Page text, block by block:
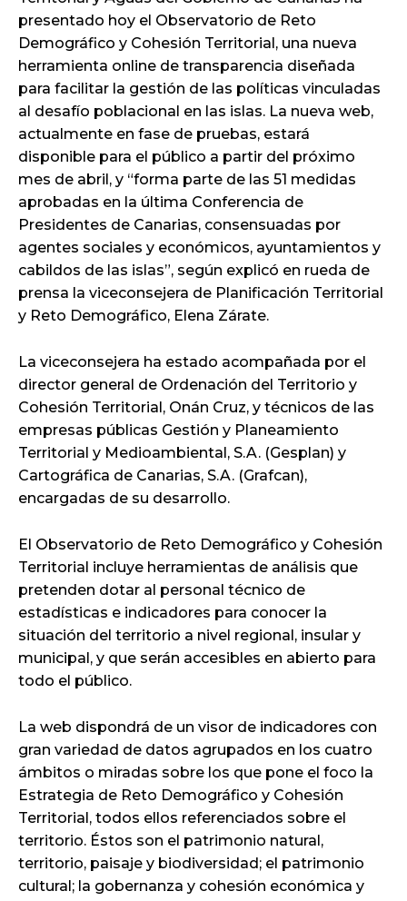
presentado hoy el Observatorio de Reto
Demográfico y Cohesión Territorial, una nueva
herramienta online de transparencia diseñada
para facilitar la gestión de las políticas vinculadas
al desafío poblacional en las islas. La nueva web,
actualmente en fase de pruebas, estará
disponible para el público a partir del próximo
mes de abril, y “forma parte de las 51 medidas
aprobadas en la última Conferencia de
Presidentes de Canarias, consensuadas por
agentes sociales y económicos, ayuntamientos y
cabildos de las islas”, según explicó en rueda de
prensa la viceconsejera de Planificación Territorial
y Reto Demográfico, Elena Zárate.
La viceconsejera ha estado acompañada por el
director general de Ordenación del Territorio y
Cohesión Territorial, Onán Cruz, y técnicos de las
empresas públicas Gestión y Planeamiento
Territorial y Medioambiental, S.A. (Gesplan) y
Cartográfica de Canarias, S.A. (Grafcan),
encargadas de su desarrollo.
El Observatorio de Reto Demográfico y Cohesión
Territorial incluye herramientas de análisis que
pretenden dotar al personal técnico de
estadísticas e indicadores para conocer la
situación del territorio a nivel regional, insular y
municipal, y que serán accesibles en abierto para
todo el público.
La web dispondrá de un visor de indicadores con
gran variedad de datos agrupados en los cuatro
ámbitos o miradas sobre los que pone el foco la
Estrategia de Reto Demográfico y Cohesión
Territorial, todos ellos referenciados sobre el
territorio. Éstos son el patrimonio natural,
territorio, paisaje y biodiversidad; el patrimonio
cultural; la gobernanza y cohesión económica y